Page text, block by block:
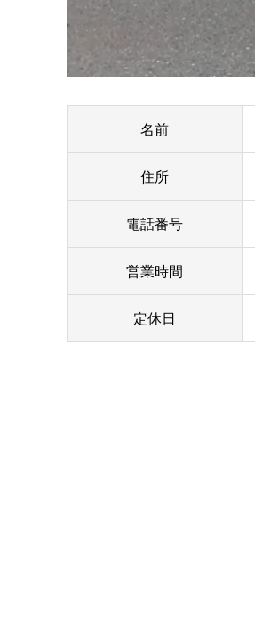
名前
住所
電話番号
営業時間
定休日